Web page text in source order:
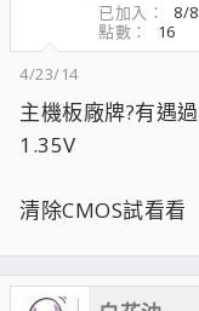
已加入
8/
點數
16
4/23/14
主機板廠牌?有遇
1.35V
清除CMOS試看看